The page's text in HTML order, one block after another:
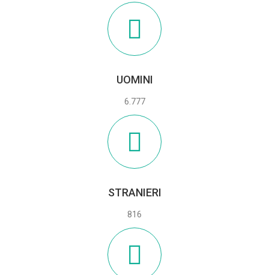
UOMINI
6.777
STRANIERI
816